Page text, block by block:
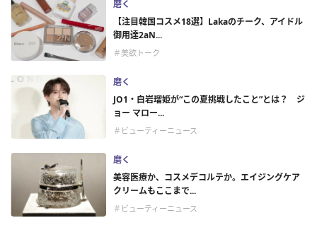
磨く
【注目韓国コスメ18選】Lakaのチーク、アイドル
御用達2aN...
＃美欲トーク
磨く
JO1・白岩瑠姫が“この夏挑戦したこと”とは？ ジ
ョー マロー...
＃ビューティーニュース
磨く
美容医療か、コスメデコルテか。エイジングケア
クリームもここまで...
＃ビューティーニュース